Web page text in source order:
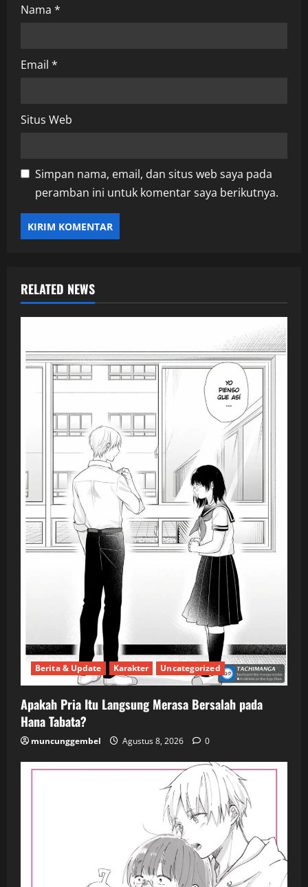
Nama *
Email *
Situs Web
Simpan nama, email, dan situs web saya pada
peramban ini untuk komentar saya berikutnya.
RELATED NEWS
Berita & Update Karakter Uncategorized
Apakah Pria Itu Langsung Merasa Bersalah pada
Hana Tabata?
muncunggembel Agustus 8, 2026 0